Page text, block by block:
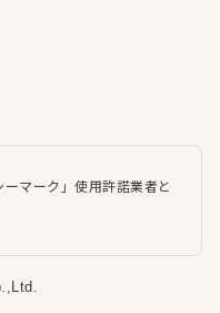
マーク」使用許諾業者と